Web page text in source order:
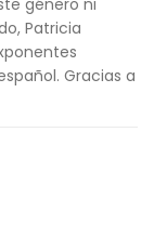
género ni
Patricia
Gracias a